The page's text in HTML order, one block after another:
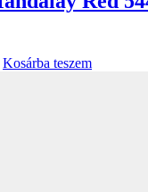
Kosárba teszem